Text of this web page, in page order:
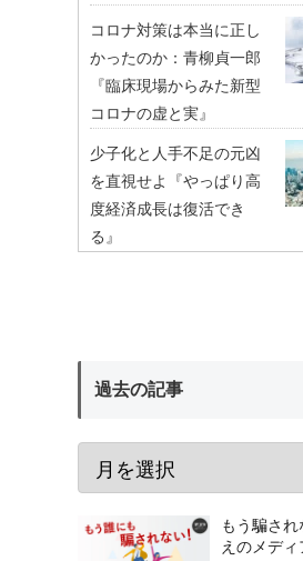
コロナ対策は本当に正し
かったのか：青柳貞一郎
『臨床現場からみた新型
コロナの虚と実』
少子化と人手不足の元凶
を直視せよ『やっぱり高
度経済成長は復活でき
る』
過去の記事
もう騙さ
えのメデ